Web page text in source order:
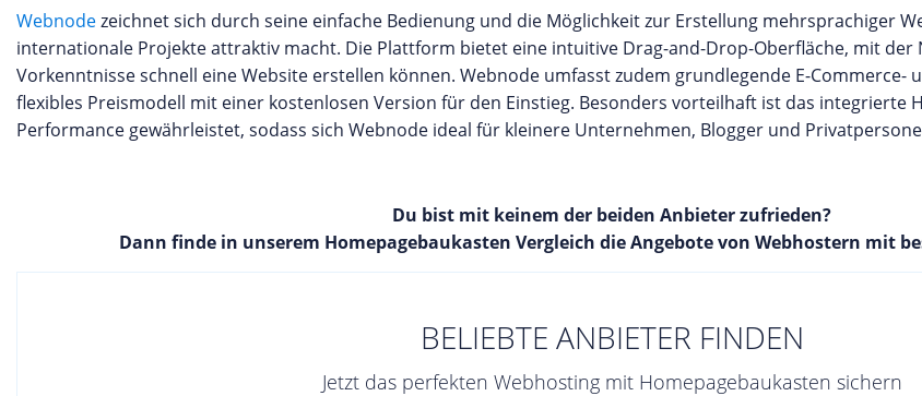
Webnodezeichnet sich durch seine einfache Bedienung und die Möglichkeit zur Erstellung mehrsprachiger
internationale Projekte attraktiv macht. Die Plattform bietet eine intuitive Drag-and-Drop-Oberfläche, mit der
Vorkenntnisse schnell eine Website erstellen können. Webnode umfasst zudem grundlegende E-Commerce-
flexibles Preismodell mit einer kostenlosen Version für den Einstieg. Besonders vorteilhaft ist das integrierte
Performance gewährleistet, sodass sich Webnode ideal für kleinere Unternehmen, Blogger und
Du bist mit keinem der beiden Anbieter zufrieden?
Dann finde in unserem Homepagebaukasten Vergleich die Angebote von Webhostern mit
BELIEBTE ANBIETER FINDEN
Jetzt das perfekten Webhosting mit Homepagebaukasten sichern